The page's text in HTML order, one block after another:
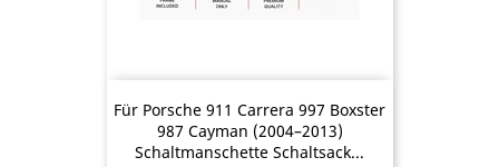
Für Porsche 911 Carrera 997 Boxster
987 Cayman (2004–2013)
Schaltmanschette Schaltsack...